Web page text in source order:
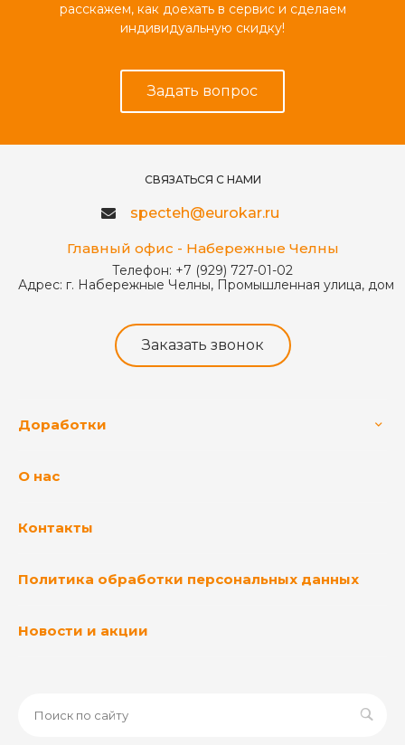
расскажем, как доехать в сервис и сделаем
индивидуальную скидку!
Задать вопрос
СВЯЗАТЬСЯ С НАМИ
specteh@eurokar.ru
Главный офис - Набережные Челны
Телефон: +7 (929) 727-01-02
Адрес: г. Набережные Челны, Промышленная улица, дом
Заказать звонок
Доработки
О нас
Контакты
Политика обработки персональных данных
Новости и акции